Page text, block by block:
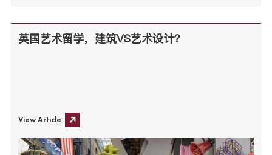
英国艺术留学，建筑VS艺术设计？
View Article